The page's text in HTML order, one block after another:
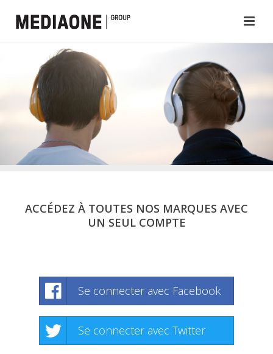
ACCÉDEZ À TOUTES NOS MARQUES AVEC
UN SEUL COMPTE
Se connecter avec Facebook
Se connecter avec Twitter